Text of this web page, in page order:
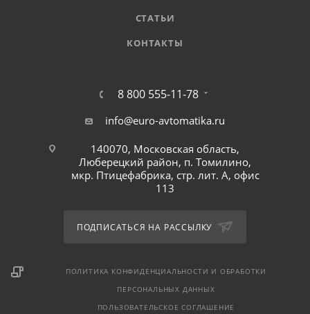
СТАТЬИ
КОНТАКТЫ
8 800 555-11-78
info@euro-avtomatika.ru
140070, Московская область,
Люберецкий район, п. Томилино,
мкр. Птицефабрика, стр. лит. А, офис
113
ПОДПИСАТЬСЯ НА РАССЫЛКУ
ПОЛИТИКА КОНФИДЕНЦИАЛЬНОСТИ И ОБРАБОТКИ
ПЕРСОНАЛЬНЫХ ДАННЫХ
ПОЛЬЗОВАТЕЛЬСКОЕ СОГЛАШЕНИЕ